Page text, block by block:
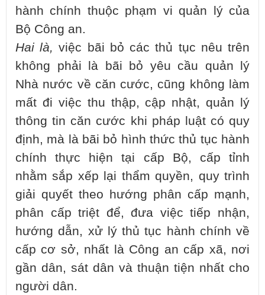
hành chính thuộc phạm vi quản lý của
Bộ Công an.
Hai là, việc bãi bỏ các thủ tục nêu trên
không phải là bãi bỏ yêu cầu quản lý
Nhà nước về căn cước, cũng không làm
mất đi việc thu thập, cập nhật, quản lý
thông tin căn cước khi pháp luật có quy
định, mà là bãi bỏ hình thức thủ tục hành
chính thực hiện tại cấp Bộ, cấp tỉnh
nhằm sắp xếp lại thẩm quyền, quy trình
giải quyết theo hướng phân cấp mạnh,
phân cấp triệt để, đưa việc tiếp nhận,
hướng dẫn, xử lý thủ tục hành chính về
cấp cơ sở, nhất là Công an cấp xã, nơi
gần dân, sát dân và thuận tiện nhất cho
người dân.